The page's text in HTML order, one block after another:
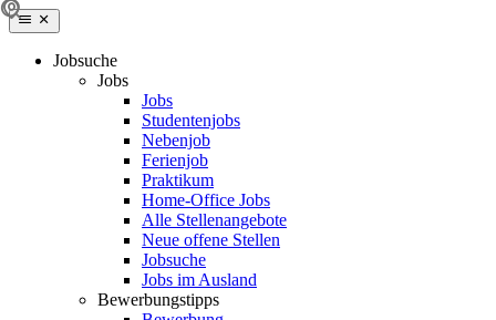
Jobsuche
Jobs
Jobs
Studentenjobs
Nebenjob
Ferienjob
Praktikum
Home-Office Jobs
Alle Stellenangebote
Neue offene Stellen
Jobsuche
Jobs im Ausland
Bewerbungstipps